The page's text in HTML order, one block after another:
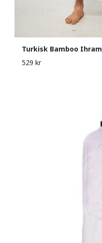
Turkisk Bamboo Ihram
529 kr